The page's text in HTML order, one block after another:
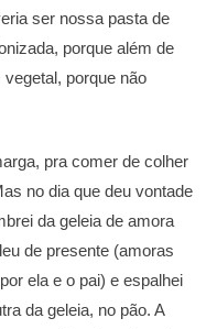
ser nossa pasta de
porque além de
porque não
pra comer de colher
no dia que deu vontade
da geleia de amora
de presente (amoras
ela e o pai) e espalhei
da geleia, no pão. A